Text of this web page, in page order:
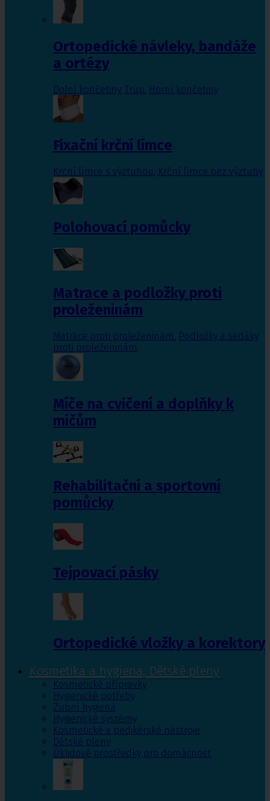
Ortopedické návleky, bandáže
a ortézy
Dolní končetiny, Trup, Horní končetiny
Fixační krční límce
Krční límce s výztuhou Krční límce bez výztuhy
Polohovací pomůcky
Matrace a podložky proti
proleženinám
Matrace proti proleženinám, Podložky a sedáky
proti proleženinám
Míče na cvičení a doplňky k
míčům
Rehabilitační a sportovní
pomůcky
Tejpovací pásky
Ortopedické vložky a korektory
Kosmetika a hygiena, Dětské pleny
Kosmetické přípravky
Hygienické potřeby
Zubní hygiena
Hygienické systémy
Kosmetické a pedikérské nástroje
Dětské pleny
Úklidové prostředky pro domácnost